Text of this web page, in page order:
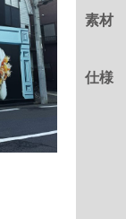
素材
仕様